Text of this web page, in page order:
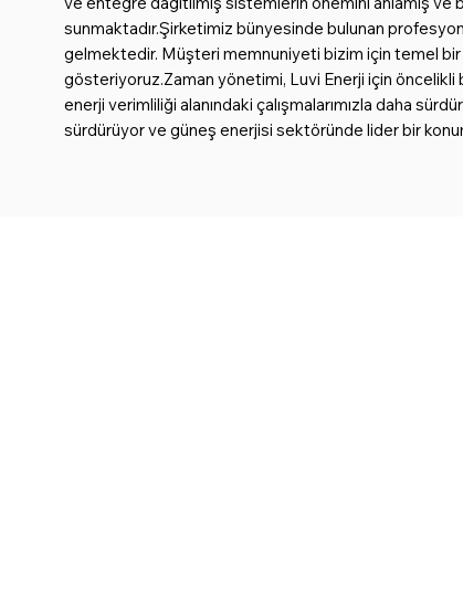
sunmaktadır.Şirketimiz bünyesinde bulunan
gelmektedir. Müşteri memnuniyeti bizim için temel bir
gösteriyoruz.Zaman yönetimi, Luvi Enerji için öncelikli
enerji verimliliği alanındaki çalışmalarımızla daha
sürdürüyor ve güneş enerjisi sektöründe lider bir